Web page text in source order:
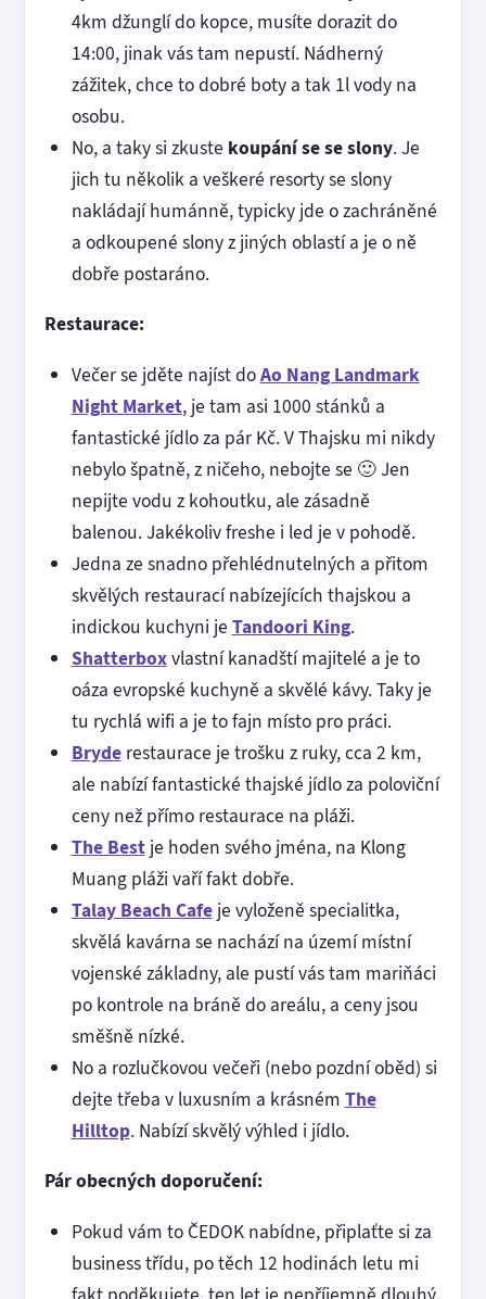
4km džunglí do kopce, musíte dorazit do
14:00, jinak vás tam nepustí. Nádherný
zážitek, chce to dobré boty a tak 1l vody na
osobu.
No, a taky si zkuste koupání se se slony. Je
jich tu několik a veškeré resorty se slony
nakládají humánně, typicky jde o zachráněné
a odkoupené slony z jiných oblastí a je o ně
dobře postaráno.
Restaurace:
Večer se jděte najíst doAo Nang Landmark
Night Market, je tam asi 1000 stánků a
fantastické jídlo za pár Kč. V Thajsku mi nikdy
nebylo špatně, z ničeho, nebojte se 🙂 Jen
nepijte vodu z kohoutku, ale zásadně
balenou. Jakékoliv freshe i led je v pohodě.
Jedna ze snadno přehlédnutelných a přitom
skvělých restaurací nabízejících thajskou a
indickou kuchyni je Tandoori King.
Shatterboxvlastní kanadští majitelé a je to
oáza evropské kuchyně a skvělé kávy. Taky je
tu rychlá wifi a je to fajn místo pro práci.
Bryderestaurace je trošku z ruky, cca 2 km,
ale nabízí fantastické thajské jídlo za poloviční
ceny než přímo restaurace na pláži.
The Bestje hoden svého jména, na Klong
Muang pláži vaří fakt dobře.
Talay Beach Cafeje vyloženě specialitka,
skvělá kavárna se nachází na území místní
vojenské základny, ale pustí vás tam mariňáci
po kontrole na bráně do areálu, a ceny jsou
směšně nízké.
No a rozlučkovou večeři (nebo pozdní oběd) si
dejte třeba v luxusním a krásném The
Hilltop. Nabízí skvělý výhled i jídlo.
Pár obecných doporučení:
Pokud vám to ČEDOK nabídne, připlaťte si za
business třídu, po těch 12 hodinách letu mi